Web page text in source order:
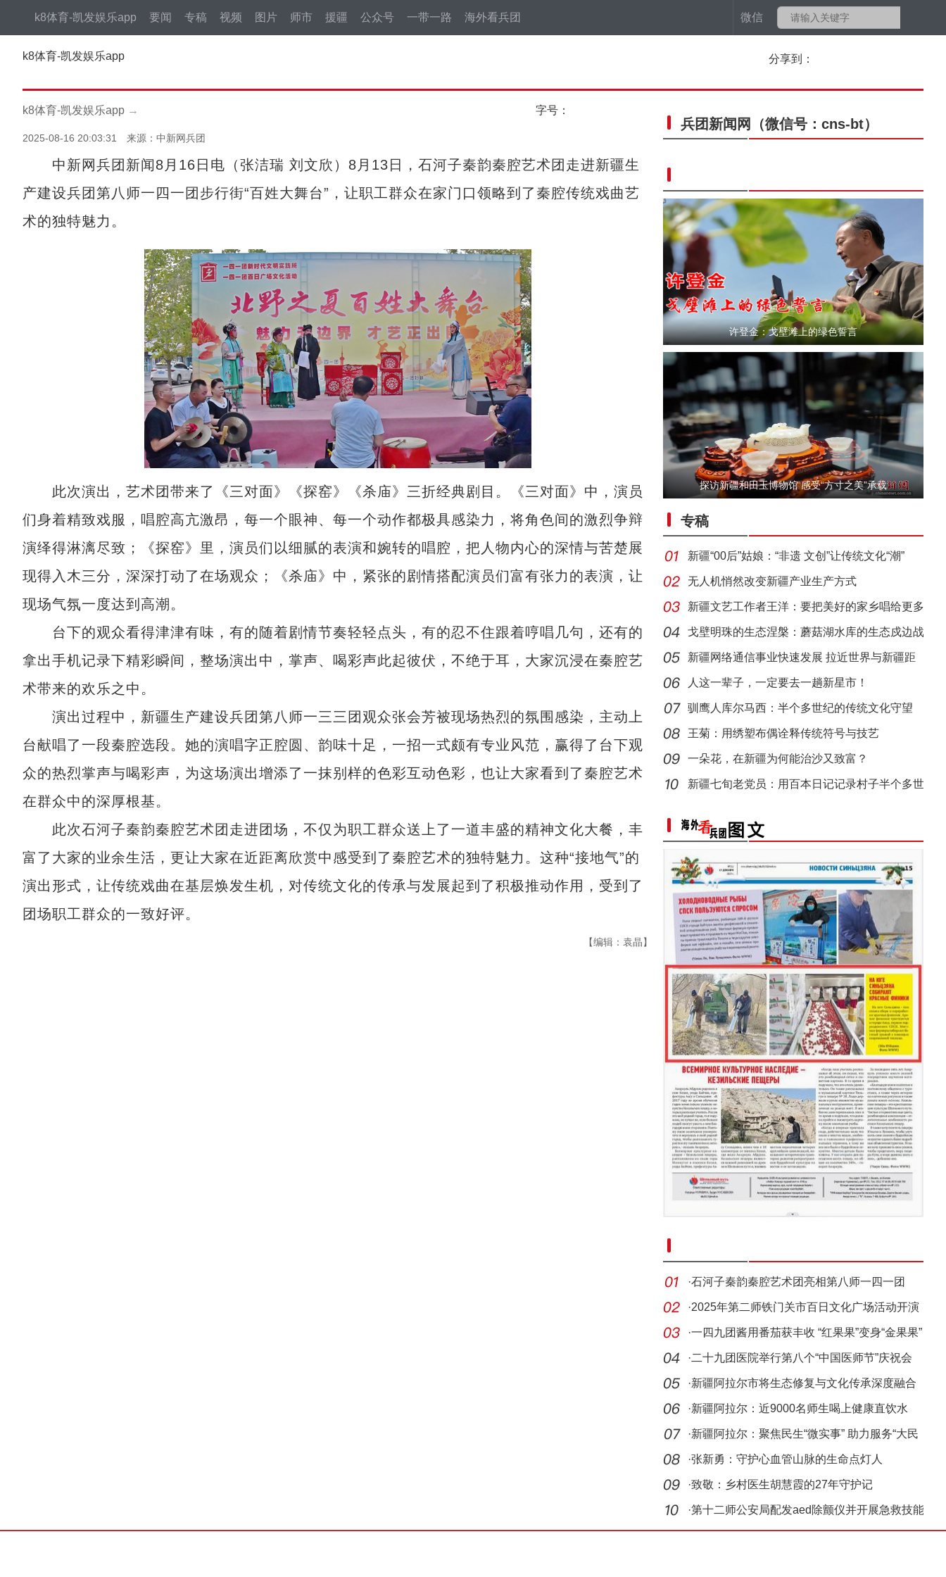
微信
k8体育-凯发娱乐app 要闻 专稿 视频 图片 师市 援疆 公众号 一带一路 海外看兵团
k8体育-凯发娱乐app 分享到：
k8体育-凯发娱乐app → 字号：
2025-08-16 20:03:31 来源：中新网兵团
中新网兵团新闻8月16日电（张洁瑞 刘文欣）8月13日，石河子秦韵秦腔艺术团走进新疆生
产建设兵团第八师一四一团步行街“百姓大舞台”，让职工群众在家门口领略到了秦腔传统戏曲艺
术的独特魅力。
此次演出，艺术团带来了《三对面》《探窑》《杀庙》三折经典剧目。《三对面》中，演员
们身着精致戏服，唱腔高亢激昂，每一个眼神、每一个动作都极具感染力，将角色间的激烈争辩
演绎得淋漓尽致；《探窑》里，演员们以细腻的表演和婉转的唱腔，把人物内心的深情与苦楚展
现得入木三分，深深打动了在场观众；《杀庙》中，紧张的剧情搭配演员们富有张力的表演，让
现场气氛一度达到高潮。
台下的观众看得津津有味，有的随着剧情节奏轻轻点头，有的忍不住跟着哼唱几句，还有的
拿出手机记录下精彩瞬间，整场演出中，掌声、喝彩声此起彼伏，不绝于耳，大家沉浸在秦腔艺
术带来的欢乐之中。
演出过程中，新疆生产建设兵团第八师一三三团观众张会芳被现场热烈的氛围感染，主动上
台献唱了一段秦腔选段。她的演唱字正腔圆、韵味十足，一招一式颇有专业风范，赢得了台下观
众的热烈掌声与喝彩声，为这场演出增添了一抹别样的色彩互动色彩，也让大家看到了秦腔艺术
在群众中的深厚根基。
此次石河子秦韵秦腔艺术团走进团场，不仅为职工群众送上了一道丰盛的精神文化大餐，丰
富了大家的业余生活，更让大家在近距离欣赏中感受到了秦腔艺术的独特魅力。这种“接地气”的
演出形式，让传统戏曲在基层焕发生机，对传统文化的传承与发展起到了积极推动作用，受到了
团场职工群众的一致好评。
【编辑：袁晶】
兵团新闻网 （微信号：cns-bt）
许登金：戈壁滩上的绿色誓言
【与你为邻】俄罗斯教授：有幸成为新疆发展
【与你为邻】西班牙机械师：希望能感受更多
探访新疆和田玉博物馆 感受“方寸之美”承载
新疆奇台县江布拉克景区万亩金色麦田吸引游
专稿
新疆“00后”姑娘：“非遗 文创”让传统文化“潮”
无人机悄然改变新疆产业生产方式
新疆文艺工作者王洋：要把美好的家乡唱给更多
人听
戈壁明珠的生态涅槃：蘑菇湖水库的生态戍边战
新疆网络通信事业快速发展 拉近世界与新疆距
离
人这一辈子，一定要去一趟新星市！
驯鹰人库尔马西：半个多世纪的传统文化守望
王菊：用绣塑布偶诠释传统符号与技艺
一朵花，在新疆为何能治沙又致富？
新疆七旬老党员：用百本日记记录村子半个多世
·石河子秦韵秦腔艺术团亮相第八师一四一团
·2025年第二师铁门关市百日文化广场活动开演
·一四九团酱用番茄获丰收 “红果果”变身“金果果”
·二十九团医院举行第八个“中国医师节”庆祝会
·新疆阿拉尔市将生态修复与文化传承深度融合
·新疆阿拉尔：近9000名师生喝上健康直饮水
·新疆阿拉尔：聚焦民生“微实事” 助力服务“大民
生
·张新勇：守护心血管山脉的生命点灯人
·致敬：乡村医生胡慧霞的27年守护记
·第十二师公安局配发aed除颤仪并开展急救技能
培